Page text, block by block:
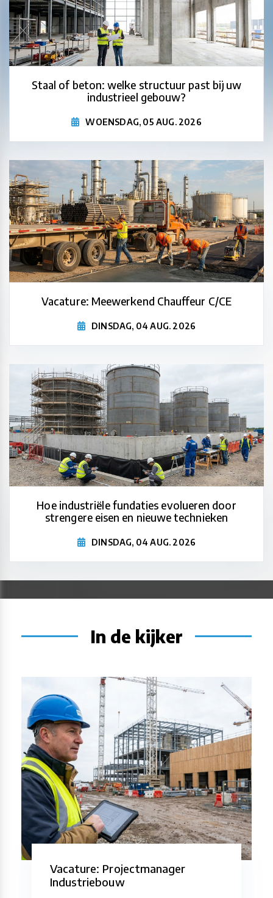
Staal of beton: welke structuur past bij uw
industrieel gebouw?
WOENSDAG, 05 AUG. 2026
Vacature: Meewerkend Chauffeur C/CE
DINSDAG, 04 AUG. 2026
Hoe industriële fundaties evolueren door
strengere eisen en nieuwe technieken
DINSDAG, 04 AUG. 2026
In de kijker
Vacature: Projectmanager
Industriebouw